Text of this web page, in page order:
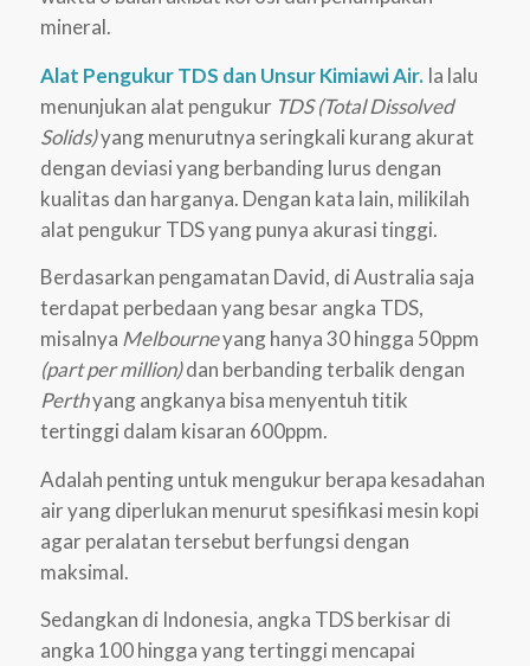
mineral.
Alat Pengukur TDS dan Unsur Kimiawi Air.Ia lalu
menunjukan alat pengukur TDS (Total Dissolved
Solids)yang menurutnya seringkali kurang akurat
dengan deviasi yang berbanding lurus dengan
kualitas dan harganya. Dengan kata lain, milikilah
alat pengukur TDS yang punya akurasi tinggi.
Berdasarkan pengamatan David, di Australia saja
terdapat perbedaan yang besar angka TDS,
misalnya Melbourneyang hanya 30 hingga 50ppm
(part per million)dan berbanding terbalik dengan
Perthyang angkanya bisa menyentuh titik
tertinggi dalam kisaran 600ppm.
Adalah penting untuk mengukur berapa kesadahan
air yang diperlukan menurut spesifikasi mesin kopi
agar peralatan tersebut berfungsi dengan
maksimal.
Sedangkan di Indonesia, angka TDS berkisar di
angka 100 hingga yang tertinggi mencapai